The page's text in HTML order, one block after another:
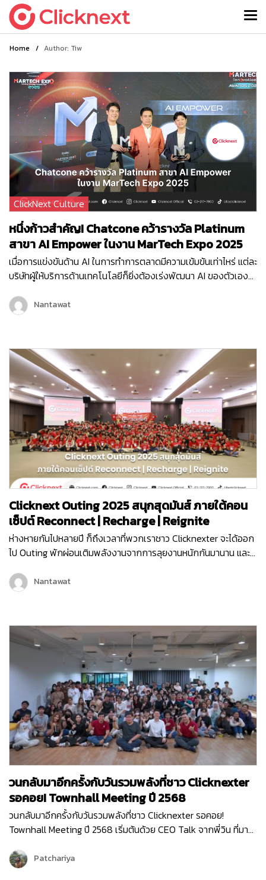
Home / Author: Tiw
ClickNext Culture
หนึ่งก้าวสำคัญ! Chatcone คว้ารางวัล Platinum
สาขา AI Empower ในงาน MarTech Expo 2025
เมื่อการแข่งขันด้าน AI ในการทำการตลาดมีความเข้มข้นเท่าไหร่ แต่ละ
บริษัทผู้ให้บริการด้านเทคโนโลยีก็ยิ่งต้องเร่งพัฒนา AI ของตัวเอง
เป็นอีกหนึ่งก้าวสำคัญของบริษัท คลิกเน็กซ์ เทคโนโลยี จำกัด เพราะ
Chatcone ของเรา คว้ารางวัล AI Empower ระดับ Platinum ใน
Nantawat
Clicknext Outing 2025 สนุกสุดมันส์ ภายใต้คอน
เซ็ปต์ Reconnect | Recharge | Reignite
ห่างหายกันไปหลายปี ก็ถึงเวลาที่พวกเราชาว Clicknexter จะได้ออก
ไป Outing พักผ่อนเติมพลังงานจากการลุยงานหนักกันมานาน และ
กิจกรรมมากมายทั้งช่วงกลางวันและกลางคืน เพื่อให้พนักงานได้
กระชับมิตร เติมเต็มพลังงาน จุดไฟแห่งการทำงานขึ้นมาใหม่ เพราะ
Reignite…
Nantawat
วนกลับมาอีกครั้งกับวันรวมพลังที่ชาว Clicknexter
รอคอย! Townhall Meeting ปี 2568
วนกลับมาอีกครั้งกับวันรวมพลังที่ชาว Clicknexter รอคอย!
Townhall Meeting ปี 2568 เริ่มต้นด้วย CEO Talk จากพี่วิน ที่มา
โอกาสและความท้าทาย ปีนี้ Clicknext มุ่งเน้นการขยายบริการและ
พัฒนาผลิตภัณฑ์ให้ตอบโจทย์ลูกค้ามากยิ่งขึ้น พร้อมกล่าวขอบคุณ
Patchariya